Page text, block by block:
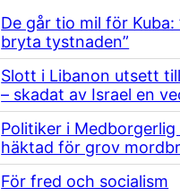
De går tio mil för Kuba:
bryta tystnaden”
Slott i Libanon utsett
– skadat av Israel en
Politiker i Medborgerlig
häktad för grov
För fred och socialism